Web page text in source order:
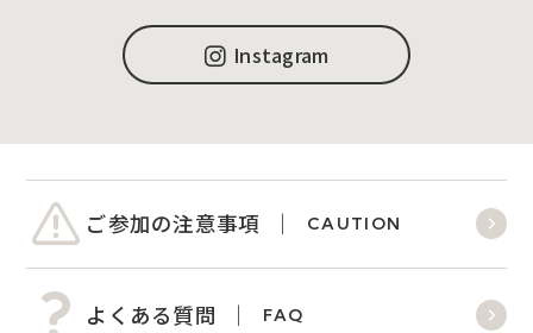
Instagram
ご参加の注意事項 CAUTION
よくある質問 FAQ